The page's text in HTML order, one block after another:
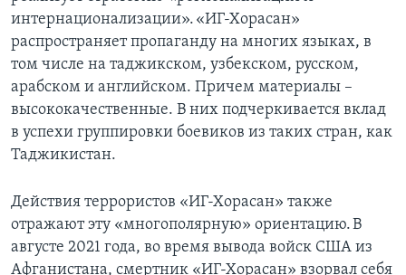
интернационализации». «ИГ-Хорасан»
распространяет пропаганду на многих языках, в
том числе на таджикском, узбекском, русском,
арабском и английском. Причем материалы –
высококачественные. В них подчеркивается вклад
в успехи группировки боевиков из таких стран, как
Таджикистан.
Действия террористов «ИГ-Хорасан» также
отражают эту «многополярную» ориентацию. В
августе 2021 года, во время вывода войск США из
Афганистана, смертник «ИГ-Хорасан» взорвал себя